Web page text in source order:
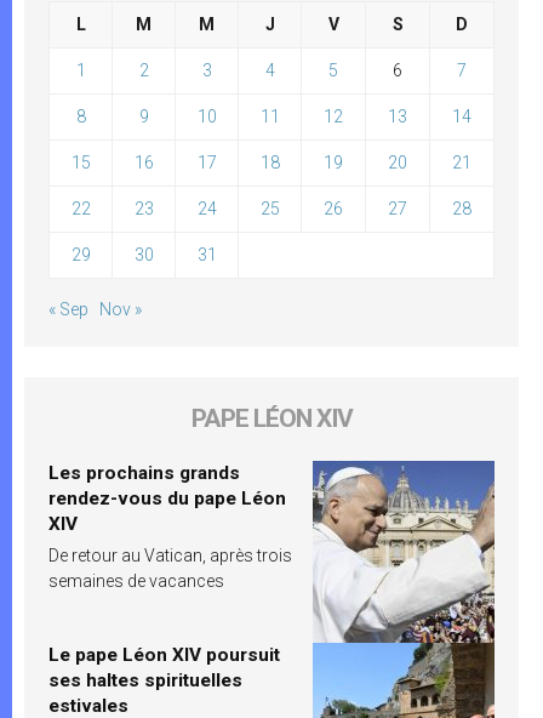
L M M J V S D
1 2 3 4 5 6 7
8 9 10 11 12 13 14
15 16 17 18 19 20 21
22 23 24 25 26 27 28
29 30 31
« Sep Nov »
PAPE LÉON XIV
Les prochains grands
rendez-vous du pape Léon
XIV
De retour au Vatican, après trois
semaines de vacances
Le pape Léon XIV poursuit
ses haltes spirituelles
estivales